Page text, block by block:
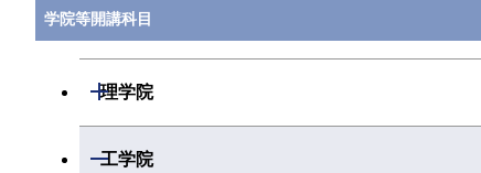
学院等開講科目
理学院
開閉
工学院
開閉